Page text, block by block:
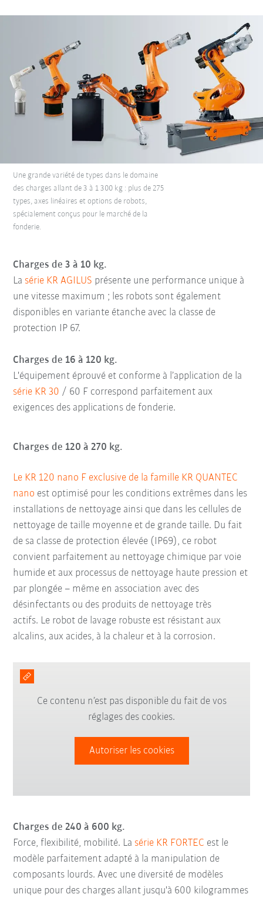
Une grande variété de types dans le domaine
des charges allant de 3 à 1 300 kg : plus de 275
types, axes linéaires et options de robots,
spécialement conçus pour le marché de la
fonderie.
Charges de 3 à 10 kg.
La série KR AGILUS présente une performance unique à
une vitesse maximum ; les robots sont également
disponibles en variante étanche avec la classe de
protection IP 67.
Charges de 16 à 120 kg.
L'équipement éprouvé et conforme à l’application de la
série KR 30 / 60 F correspond parfaitement aux
exigences des applications de fonderie.
Charges de 120 à 270 kg.
Le KR 120 nano F exclusive de la famille KR QUANTEC
nano est optimisé pour les conditions extrêmes dans les
installations de nettoyage ainsi que dans les cellules de
nettoyage de taille moyenne et de grande taille. Du fait
de sa classe de protection élevée (IP69), ce robot
convient parfaitement au nettoyage chimique par voie
humide et aux processus de nettoyage haute pression et
par plongée – même en association avec des
désinfectants ou des produits de nettoyage très
actifs. Le robot de lavage robuste est résistant aux
alcalins, aux acides, à la chaleur et à la corrosion.
Ce contenu n’est pas disponible du fait de vos
réglages des cookies.
Autoriser les cookies
Charges de 240 à 600 kg.
Force, flexibilité, mobilité. La série KR FORTEC est le
modèle parfaitement adapté à la manipulation de
composants lourds. Avec une diversité de modèles
unique pour des charges allant jusqu'à 600 kilogrammes